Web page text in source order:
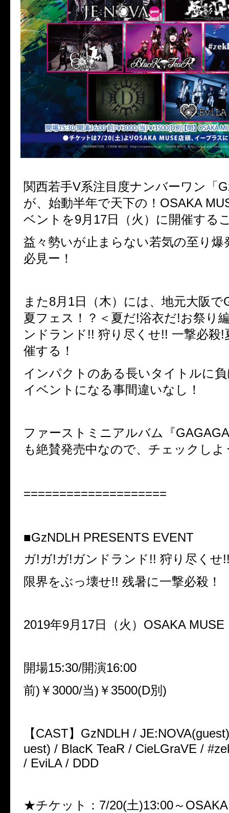
関西若手V系注目度ナンバーワン「
が、始動半年で天下の！OSAKA
ベントを9月17日（火）に開催する
益々勢いが止まらない若気の至り爆
必見ー！
また8月1日（木）には、地元大阪で
夏フェス！？＜夏だ!浴衣だ!お祭り
ンドランド!! 狩り尽くせ!! 一撃必殺!
催する！
インパクトのある長いタイトルに
イベントになる事間違いなし！
ファーストミニアルバム『
も絶賛発売中なので、チェックしよ
====================
■GzNDLH PRESENTS EVENT
ガ!ガ!ガ!ガンドランド!! 狩り尽くせ
限界をぶっ壊せ!! 残暑に一撃必殺！
2019年9月17日（火）OSAKA MUSE
開場15:30/開演16:00
前)￥3000/当)￥3500(D別)
【CAST】GzNDLH /
uest) / BlacK TeaR / CieLGraVE /
/ EviLA / DDD
★チケット：7/20(土)13:00～